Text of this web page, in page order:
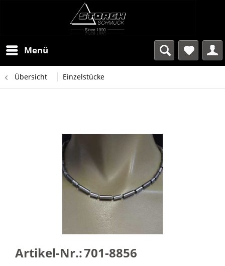
Menü
Übersicht Einzelstücke
Artikel-Nr.:701-8856